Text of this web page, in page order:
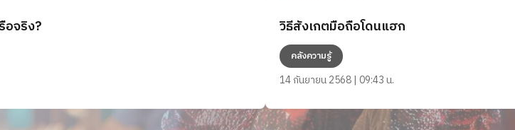
จริง? วิธีสังเกตมือถือโดนแฮก
คลังความรู้
14 กันยายน 2568 | 09:43 น.